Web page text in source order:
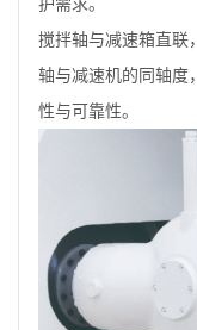
搅拌轴与减速箱直联
轴与减速机的同轴度
性与可靠性。